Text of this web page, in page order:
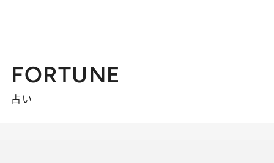
FORTUNE
占い